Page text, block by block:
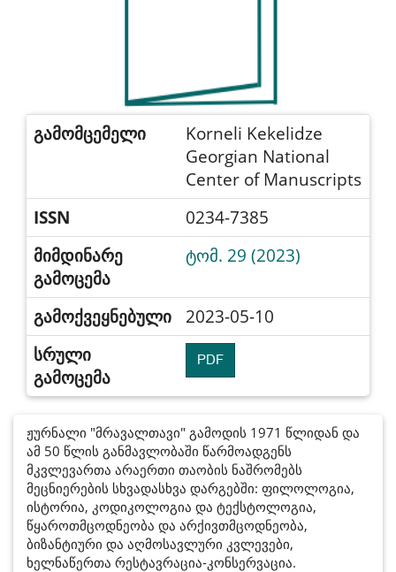
გამომცემელი
Korneli Kekelidze
Georgian National
Center of Manuscripts
ISSN
0234-7385
მიმდინარე
გამოცემა
ტომ. 29 (2023)
გამოქვეყნებული
2023-05-10
სრული
გამოცემა
PDF
ჟურნალი "მრავალთავი" გამოდის 1971 წლიდან და
ამ 50 წლის განმავლობაში წარმოადგენს
მკვლევართა არაერთი თაობის ნაშრომებს
მეცნიერების სხვადასხვა დარგებში: ფილოლოგია,
ისტორია, კოდიკოლოგია და ტექსტოლოგია,
წყაროთმცოდნეობა და არქივთმცოდნეობა,
ბიზანტიური და აღმოსავლური კვლევები,
ხელნაწერთა რესტავრაცია-კონსერვაცია.